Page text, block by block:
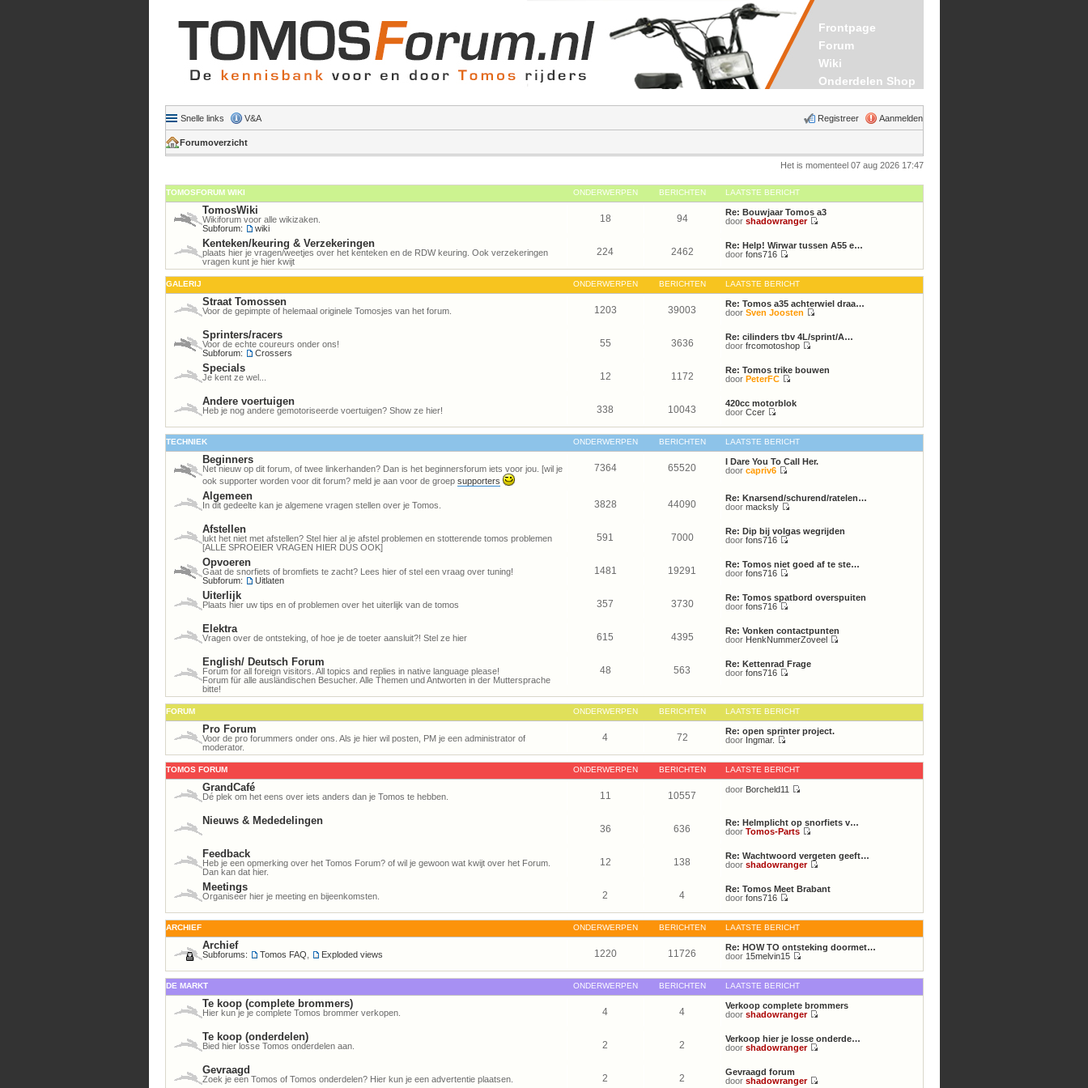
Frontpage
Forum
Wiki
Onderdelen Shop
Snelle links V&A Aanmelden
Registreer
Forumoverzicht
Het is momenteel 07 aug 2026 17:47
TOMOSFORUM WIKI ONDERWERPEN BERICHTEN LAATSTE BERICHT
TomosWiki
Wikiforum voor alle wikizaken.
Subforum:
wiki
18 94
Re: Bouwjaar Tomos a3
door shadowranger
bericht
Kenteken/keuring & Verzekeringen
plaats hier je vragen/weetjes over het kenteken en de RDW keuring. Ook verzekeringen
vragen kunt je hier kwijt
224 2462
Re: Help! Wirwar tussen A55 e…
door fons716
laatste
bericht
GALERIJ ONDERWERPEN BERICHTEN LAATSTE BERICHT
Straat Tomossen
Voor de gepimpte of helemaal originele Tomosjes van het forum. 1203 39003
Re: Tomos a35 achterwiel draa…
door Sven Joosten
bericht
Sprinters/racers
Voor de echte coureurs onder ons!
Subforum:
Crossers
55 3636
Re: cilinders tbv 4L/sprint/A…
door frcomotoshop
bericht
Specials
Je kent ze wel... 12 1172
Re: Tomos trike bouwen
door PeterFC
bericht
Andere voertuigen
Heb je nog andere gemotoriseerde voertuigen? Show ze hier! 338 10043
420cc motorblok
door Ccer
laatste
bericht
TECHNIEK ONDERWERPEN BERICHTEN LAATSTE BERICHT
Beginners
Net nieuw op dit forum, of twee linkerhanden? Dan is het beginnersforum iets voor jou. [wil je
ook supporter worden voor dit forum? meld je aan voor de groep supporters
7364 65520
I Dare You To Call Her.
door capriv6
bericht
Algemeen
In dit gedeelte kan je algemene vragen stellen over je Tomos. 3828 44090
Re: Knarsend/schurend/ratelen…
door macksly
bericht
Afstellen
lukt het niet met afstellen? Stel hier al je afstel problemen en stotterende tomos problemen
[ALLE SPROEIER VRAGEN HIER DUS OOK]
591 7000
Re: Dip bij volgas wegrijden
door fons716
bericht
Opvoeren
Gaat de snorfiets of bromfiets te zacht? Lees hier of stel een vraag over tuning!
Subforum:
Uitlaten
1481 19291
Re: Tomos niet goed af te ste…
door fons716
bericht
Uiterlijk
Plaats hier uw tips en of problemen over het uiterlijk van de tomos 357 3730
Re: Tomos spatbord overspuiten
door fons716
bericht
Elektra
Vragen over de ontsteking, of hoe je de toeter aansluit?! Stel ze hier 615 4395
Re: Vonken contactpunten
door HenkNummerZoveel
English/ Deutsch Forum
Forum for all foreign visitors. All topics and replies in native language please!
Forum für alle ausländischen Besucher. Alle Themen und Antworten in der Muttersprache
bitte!
48 563
Re: Kettenrad Frage
door fons716
bericht
FORUM ONDERWERPEN BERICHTEN LAATSTE BERICHT
Pro Forum
Voor de pro forummers onder ons. Als je hier wil posten, PM je een administrator of
moderator.
4 72
Re: open sprinter project.
door Ingmar.
laatste
bericht
TOMOS FORUM ONDERWERPEN BERICHTEN LAATSTE BERICHT
GrandCafé
Dé plek om het eens over iets anders dan je Tomos te hebben. 11 10557
door Borcheld11
Nieuws & Mededelingen
36 636
Re: Helmplicht op snorfiets v…
door Tomos-Parts
bericht
Feedback
Heb je een opmerking over het Tomos Forum? of wil je gewoon wat kwijt over het Forum.
Dan kan dat hier.
12 138
Re: Wachtwoord vergeten geeft…
door shadowranger
bericht
Meetings
Organiseer hier je meeting en bijeenkomsten. 2 4
Re: Tomos Meet Brabant
door fons716
laatste
bericht
ARCHIEF ONDERWERPEN BERICHTEN LAATSTE BERICHT
Archief
Subforums: Tomos FAQ Exploded views 1220 11726
Re: HOW TO ontsteking doormet…
door 15melvin15
laatste
bericht
DE MARKT ONDERWERPEN BERICHTEN LAATSTE BERICHT
Te koop (complete brommers)
Hier kun je je complete Tomos brommer verkopen. 4 4
Verkoop complete brommers
door shadowranger
bericht
Te koop (onderdelen)
Bied hier losse Tomos onderdelen aan. 2 2
Verkoop hier je losse onderde…
door shadowranger
Gevraagd
Zoek je een Tomos of Tomos onderdelen? Hier kun je een advertentie plaatsen. 2 2
Gevraagd forum
door shadowranger